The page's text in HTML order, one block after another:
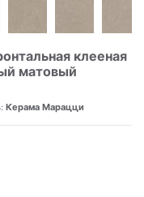
клееная
матовый
Керама Марацци